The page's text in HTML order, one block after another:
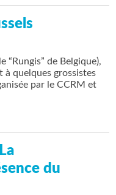
“Rungis” de Belgique),
à quelques grossistes
par le CCRM et
du